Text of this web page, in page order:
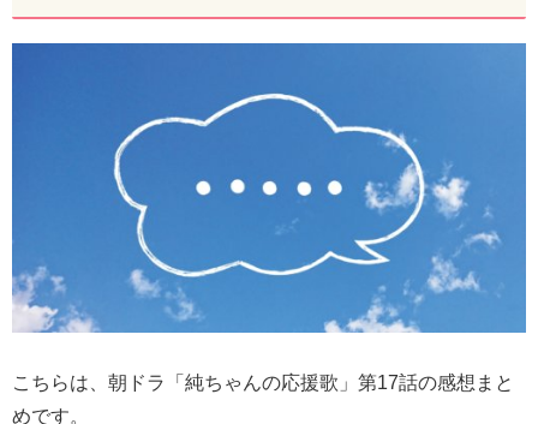
こちらは、朝ドラ「純ちゃんの応援歌」第17話の感想まと
めです。